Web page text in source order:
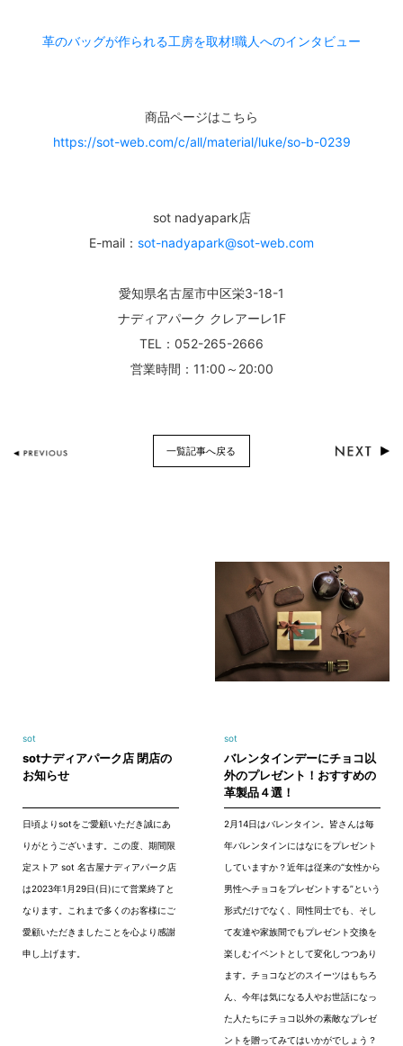
革のバッグが作られる工房を取材!職人へのインタビュー
商品ページはこちら
https://sot-web.com/c/all/material/luke/so-b-0239
sot nadyapark店
E-mail： sot-nadyapark@sot-web.com
愛知県名古屋市中区栄3-18-1
ナディアパーク クレアーレ1F
TEL：052-265-2666
営業時間：11:00～20:00
一覧記事へ戻る
sot
sotナディアパーク店 閉店の
お知らせ
日頃よりsotをご愛顧いただき誠にあ
りがとうございます。この度、期間限
定ストア sot 名古屋ナディアパーク店
は2023年1月29日(日)にて営業終了と
なります。これまで多くのお客様にご
愛顧いただきましたことを心より感謝
申し上げます。
sot
バレンタインデーにチョコ以
外のプレゼント！おすすめの
革製品４選！
2月14日はバレンタイン。皆さんは毎
年バレンタインにはなにをプレゼント
していますか？近年は従来の“女性から
男性へチョコをプレゼントする”という
形式だけでなく、同性同士でも、そし
て友達や家族間でもプレゼント交換を
楽しむイベントとして変化しつつあり
ます。チョコなどのスイーツはもちろ
ん、今年は気になる人やお世話になっ
た人たちにチョコ以外の素敵なプレゼ
ントを贈ってみてはいかがでしょう？